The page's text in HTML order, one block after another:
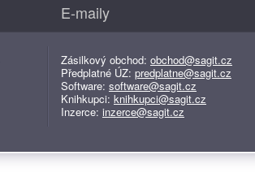
E-maily
Zásilkový obchod: obchod@sagit.cz
Předplatné ÚZ: predplatne@sagit.cz
Software: software@sagit.cz
Knihkupci: knihkupci@sagit.cz
Inzerce: inzerce@sagit.cz